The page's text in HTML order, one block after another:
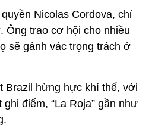
Nicolas Cordova, chỉ
Ông trao cơ hội cho nhiều
sẽ gánh vác trọng trách ở
Brazil hừng hực khí thế, với
điểm, “La Roja” gần như